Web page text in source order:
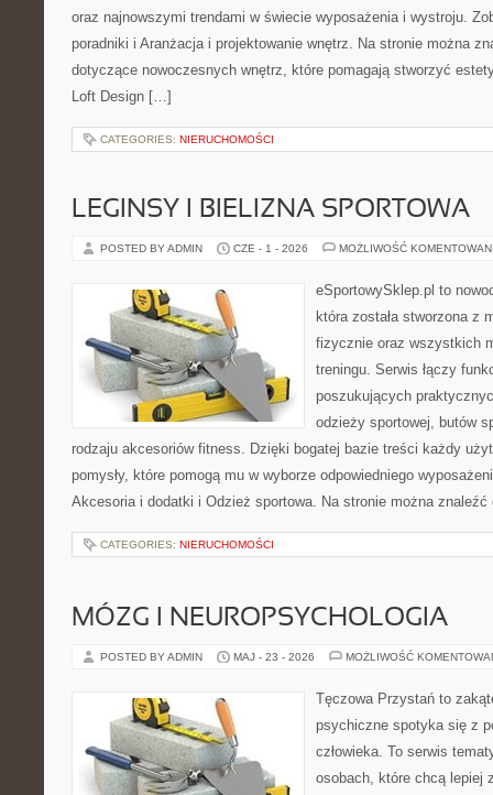
oraz najnowszymi trendami w świecie wyposażenia i wystroju.
poradniki i Aranżacja i projektowanie wnętrz. Na stronie można
dotyczące nowoczesnych wnętrz, które pomagają stworzyć
Loft Design […]
CATEGORIES: NIERUCHOMOŚCI
LEGINSY I BIELIZNA SPORTOWA
POSTED BY ADMIN CZE - 1 - 2026 MOŻLIWOŚĆ
eSportowySklep.pl to
która została stworzona z
fizycznie oraz wszystkich
treningu. Serwis łączy
poszukujących
odzieży sportowej, butów
rodzaju akcesoriów fitness. Dzięki bogatej bazie treści każdy
pomysły, które pomogą mu w wyborze odpowiedniego
Akcesoria i dodatki i Odzież sportowa. Na stronie można
CATEGORIES: NIERUCHOMOŚCI
MÓZG I NEUROPSYCHOLOGIA
POSTED BY ADMIN MAJ - 23 - 2026 MOŻLIWOŚĆ
Tęczowa Przystań to
psychiczne spotyka się z
człowieka. To serwis
osobach, które chcą lepiej